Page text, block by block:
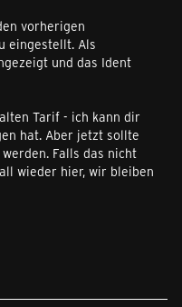
vorherigen
eingestellt. Als
und das Ident
Tarif - ich kann dir
hat. Aber jetzt sollte
Falls das nicht
wieder hier, wir bleiben